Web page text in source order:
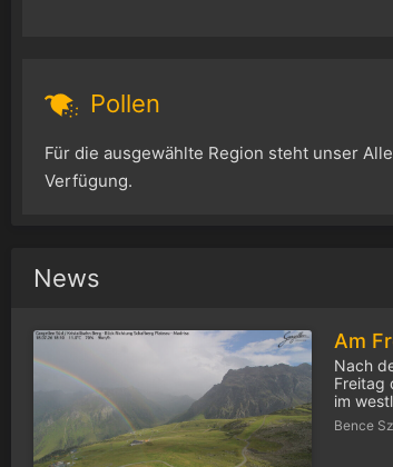
Pollen
Für die ausgewählte Region steht unser
Verfügung.
News
Bence
Nach
Freitag
im